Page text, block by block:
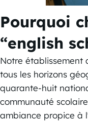
Pourquoi
“english
Notre établissement
tous les horizons
quarante-huit
communauté
ambiance propice à